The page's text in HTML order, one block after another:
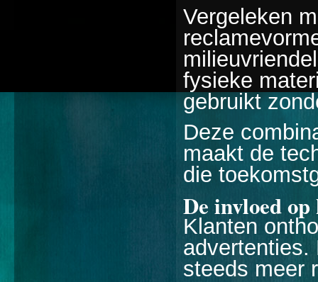
Vergeleken
fysieke
gebruikt
Deze
maakt de
die
De invloed
Klanten
advertenties.
steeds meer